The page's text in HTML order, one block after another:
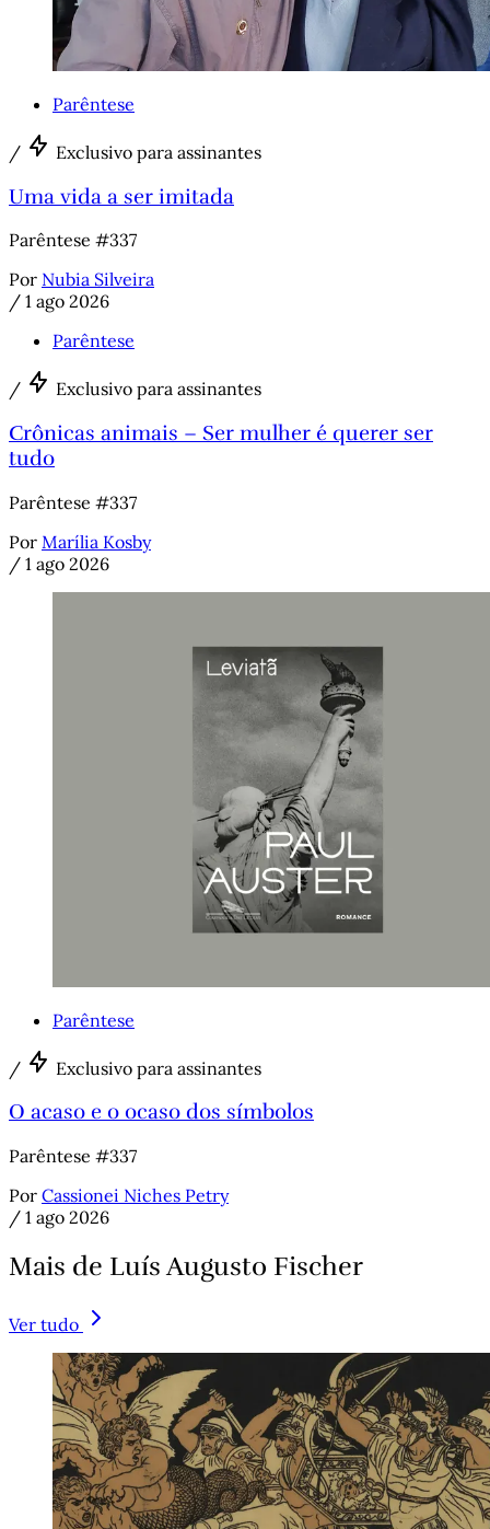
Parêntese
/ Exclusivo para assinantes
Uma vida a ser imitada
Parêntese #337
Por Nubia Silveira
/ 1 ago 2026
Parêntese
/ Exclusivo para assinantes
Crônicas animais – Ser mulher é querer ser
tudo
Parêntese #337
Por Marília Kosby
/ 1 ago 2026
Parêntese
/ Exclusivo para assinantes
O acaso e o ocaso dos símbolos
Parêntese #337
Por Cassionei Niches Petry
/ 1 ago 2026
Mais de Luís Augusto Fischer
Ver tudo